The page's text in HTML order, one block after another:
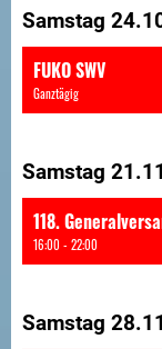
Samstag
FUKO SWV
Ganztägig
Samstag
118.
16:00 - 22:00
Samstag